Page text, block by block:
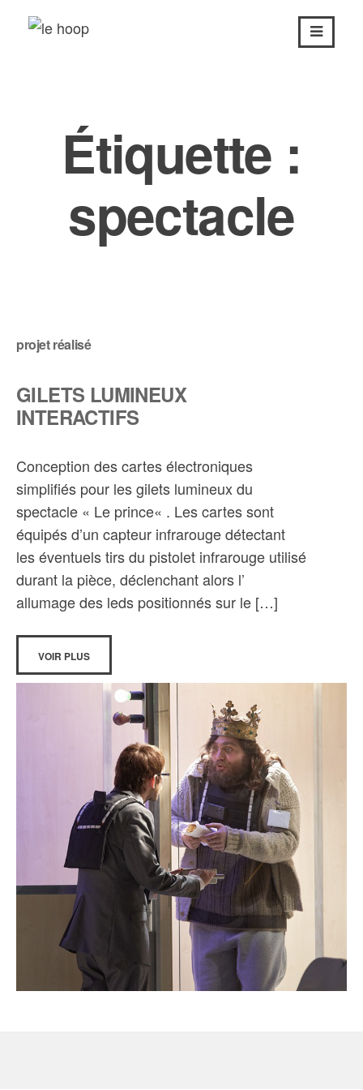
Étiquette :
spectacle
projet réalisé
GILETS LUMINEUX
INTERACTIFS
Conception des cartes électroniques
simplifiés pour les gilets lumineux du
spectacle « Le prince« . Les cartes sont
équipés d’un capteur infrarouge détectant
les éventuels tirs du pistolet infrarouge utilisé
durant la pièce, déclenchant alors l’
allumage des leds positionnés sur le […]
VOIR PLUS